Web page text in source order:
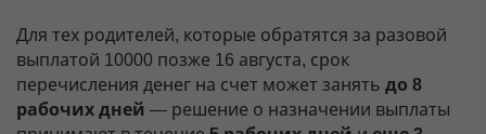
Для тех родителей, которые обратятся за разовой
выплатой 10000 позже 16 августа, срок
перечисления денег на счет может занять до 8
рабочих дней — решение о назначении выплаты